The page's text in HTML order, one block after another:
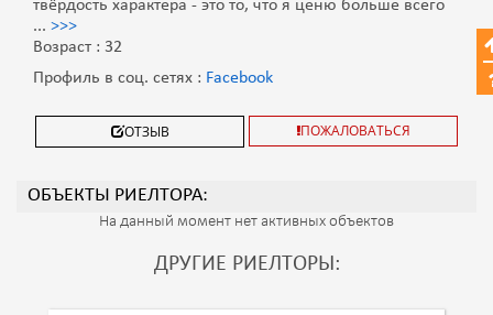
твёрдость характера - это то, что я ценю больше всего
... >>>
Возраст : 32
Профиль в соц. сетях : Facebook
ОТЗЫВ ПОЖАЛОВАТЬСЯ
ОБЪЕКТЫ РИЕЛТОРА:
На данный момент нет активных объектов
ДРУГИЕ РИЕЛТОРЫ: